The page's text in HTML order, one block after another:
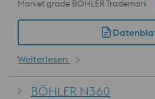
Market grade BÖHLER Trademark
Weiterlesen
BÖHLER N360